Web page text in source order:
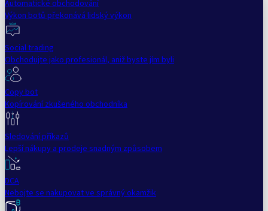
Automatické obchodování
Výkon botů překonává lidský výkon
Social trading
Obchodujte jako profesionál, aniž byste jím byli
Copy bot
Kopírování zkušeného obchodníka
Sledování příkazů
Lepší nákupy a prodeje snadným způsobem
DCA
Nebojte se nakupovat ve správný okamžik